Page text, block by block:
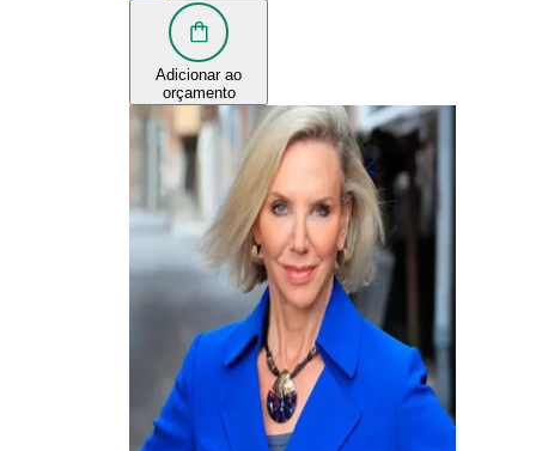
Adicionar ao
orçamento